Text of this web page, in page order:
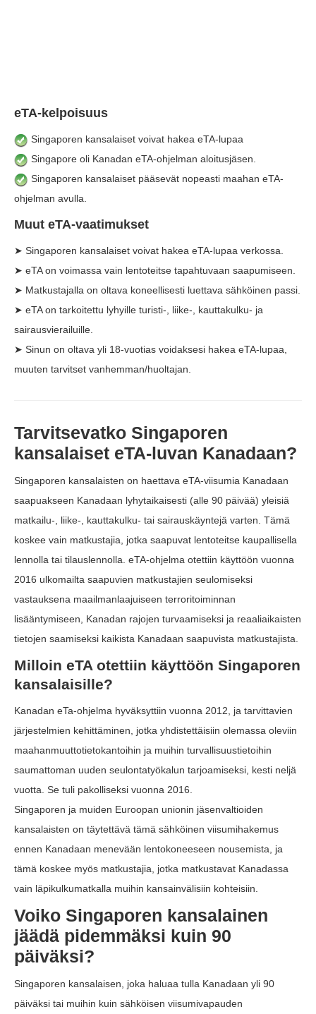
eTA-kelpoisuus
Singaporen kansalaiset voivat hakea eTA-lupaa
Singapore oli Kanadan eTA-ohjelman aloitusjäsen.
Singaporen kansalaiset pääsevät nopeasti maahan eTA-
ohjelman avulla.
Muut eTA-vaatimukset
➤ Singaporen kansalaiset voivat hakea eTA-lupaa verkossa.
➤ eTA on voimassa vain lentoteitse tapahtuvaan saapumiseen.
➤ Matkustajalla on oltava koneellisesti luettava sähköinen passi.
➤ eTA on tarkoitettu lyhyille turisti-, liike-, kauttakulku- ja
sairausvierailuille.
➤ Sinun on oltava yli 18-vuotias voidaksesi hakea eTA-lupaa,
muuten tarvitset vanhemman/huoltajan.
Tarvitsevatko Singaporen
kansalaiset eTA-luvan Kanadaan?
Singaporen kansalaisten on haettava eTA-viisumia Kanadaan
saapuakseen Kanadaan lyhytaikaisesti (alle 90 päivää) yleisiä
matkailu-, liike-, kauttakulku- tai sairauskäyntejä varten. Tämä
koskee vain matkustajia, jotka saapuvat lentoteitse kaupallisella
lennolla tai tilauslennolla. eTA-ohjelma otettiin käyttöön vuonna
2016 ulkomailta saapuvien matkustajien seulomiseksi
vastauksena maailmanlaajuiseen terroritoiminnan
lisääntymiseen, Kanadan rajojen turvaamiseksi ja reaaliaikaisten
tietojen saamiseksi kaikista Kanadaan saapuvista matkustajista.
Milloin eTA otettiin käyttöön Singaporen
kansalaisille?
Kanadan eTa-ohjelma hyväksyttiin vuonna 2012, ja tarvittavien
järjestelmien kehittäminen, jotka yhdistettäisiin olemassa oleviin
maahanmuuttotietokantoihin ja muihin turvallisuustietoihin
saumattoman uuden seulontatyökalun tarjoamiseksi, kesti neljä
vuotta. Se tuli pakolliseksi vuonna 2016.
Singaporen ja muiden Euroopan unionin jäsenvaltioiden
kansalaisten on täytettävä tämä sähköinen viisumihakemus
ennen Kanadaan menevään lentokoneeseen nousemista, ja
tämä koskee myös matkustajia, jotka matkustavat Kanadassa
vain läpikulkumatkalla muihin kansainvälisiin kohteisiin.
Voiko Singaporen kansalainen
jäädä pidemmäksi kuin 90
päiväksi?
Singaporen kansalaisen, joka haluaa tulla Kanadaan yli 90
päiväksi tai muihin kuin sähköisen viisumivapauden